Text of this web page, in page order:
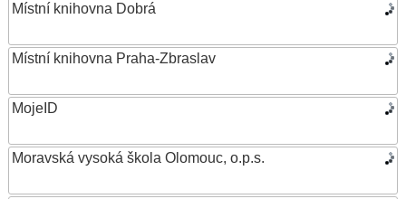
Místní knihovna Dobrá
Místní knihovna Praha-Zbraslav
MojeID
Moravská vysoká škola Olomouc, o.p.s.